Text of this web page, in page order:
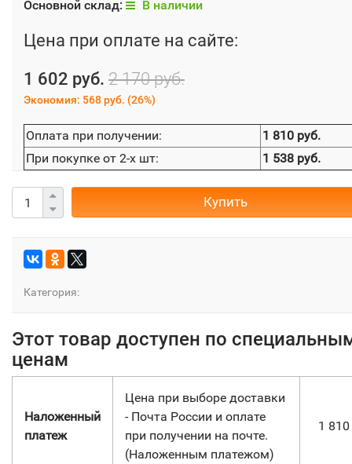
Основной склад: В наличии
Цена при оплате на сайте:
1 602 руб. 2 170 руб.
Экономия: 568 руб. (26%)
Оплата при получении:
1 810 руб.
При покупке от 2-х шт:
1 538 руб.
Купить
Категория:
Этот товар доступен по
ценам
Наложенный
платеж
Цена при выборе доставки
- Почта России и оплате
при получении на почте.
(Наложенным платежом)
1 810